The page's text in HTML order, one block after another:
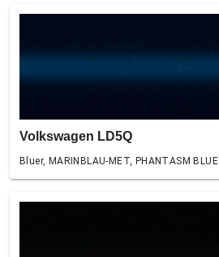
Volkswagen LD5Q
Bluer, MARINBLAU-MET, PHANTASM BLUE